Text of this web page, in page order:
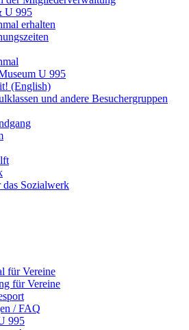
U 995
erhalten
U 995
(English)
und andere Besuchergruppen
das Sozialwerk
für Vereine
für Vereine
/ FAQ
995